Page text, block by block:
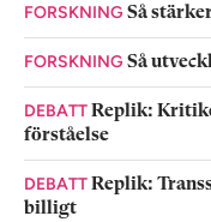
FORSKNING Så
FORSKNING Så
DEBATTReplik:
förståelse
DEBATTReplik:
billigt